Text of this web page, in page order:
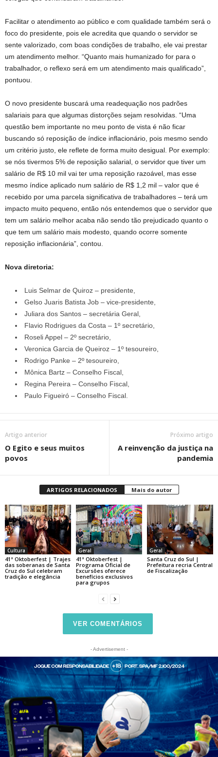
Facilitar o atendimento ao público e com qualidade também será o
foco do presidente, pois ele acredita que quando o servidor se
sente valorizado, com boas condições de trabalho, ele vai prestar
um atendimento melhor. “Quanto mais humanizado for para o
trabalhador, o reflexo será em um atendimento mais qualificado”,
pontuou.
O novo presidente buscará uma readequação nos padrões
salariais para que algumas distorções sejam resolvidas. “Uma
questão bem importante no meu ponto de vista é não ficar
buscando só reposição de índice inflacionário, pois mesmo sendo
um critério justo, ele reflete de forma muito desigual. Por exemplo:
se nós tivermos 5% de reposição salarial, o servidor que tiver um
salário de R$ 10 mil vai ter uma reposição razoável, mas esse
mesmo índice aplicado num salário de R$ 1,2 mil – valor que é
recebido por uma parcela significativa de trabalhadores – terá um
impacto muito pequeno, então nós entendemos que o servidor que
tem um salário melhor acaba não sendo tão prejudicado quanto o
que tem um salário mais modesto, quando ocorre somente
reposição inflacionária”, contou.
Nova diretoria:
Luis Selmar de Quiroz – presidente,
Gelso Juaris Batista Job – vice-presidente,
Juliara dos Santos – secretária Geral,
Flavio Rodrigues da Costa – 1º secretário,
Roseli Appel – 2º secretário,
Veronica Garcia de Queiroz – 1º tesoureiro,
Rodrigo Panke – 2º tesoureiro,
Mônica Bartz – Conselho Fiscal,
Regina Pereira – Conselho Fiscal,
Paulo Figueiró – Conselho Fiscal.
Artigo anterior
O Egito e seus muitos
povos
Próximo artigo
A reinvenção da justiça na
pandemia
ARTIGOS RELACIONADOS Mais do autor
Cultura
41ª Oktoberfest | Trajes
das soberanas de Santa
Cruz do Sul celebram
tradição e elegância
Geral
41ª Oktoberfest |
Programa Oficial de
Excursões oferece
benefícios exclusivos
para grupos
Geral
Santa Cruz do Sul |
Prefeitura recria Central
de Fiscalização
VER COMENTÁRIOS
- Advertisement -